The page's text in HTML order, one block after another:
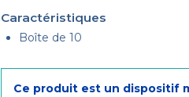
Caractéristiques
Boîte de 10
Ce produit est un dispositif